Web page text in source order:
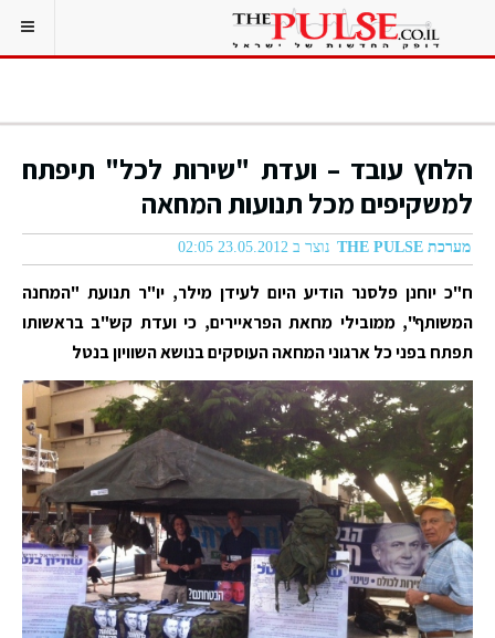
הלחץ עובד – ועדת "שירות לכל" תיפתח
למשקיפים מכל תנועות המחאה
מערכת THE PULSE נוצר ב 23.05.2012 02:05
ח"כ יוחנן פלסנר הודיע היום לעידן מילר, יו"ר תנועת "המחנה
המשותף", ממובילי מחאת הפראיירים, כי ועדת קש"ב בראשותו
תפתח בפני כל ארגוני המחאה העוסקים בנושא השוויון בנטל